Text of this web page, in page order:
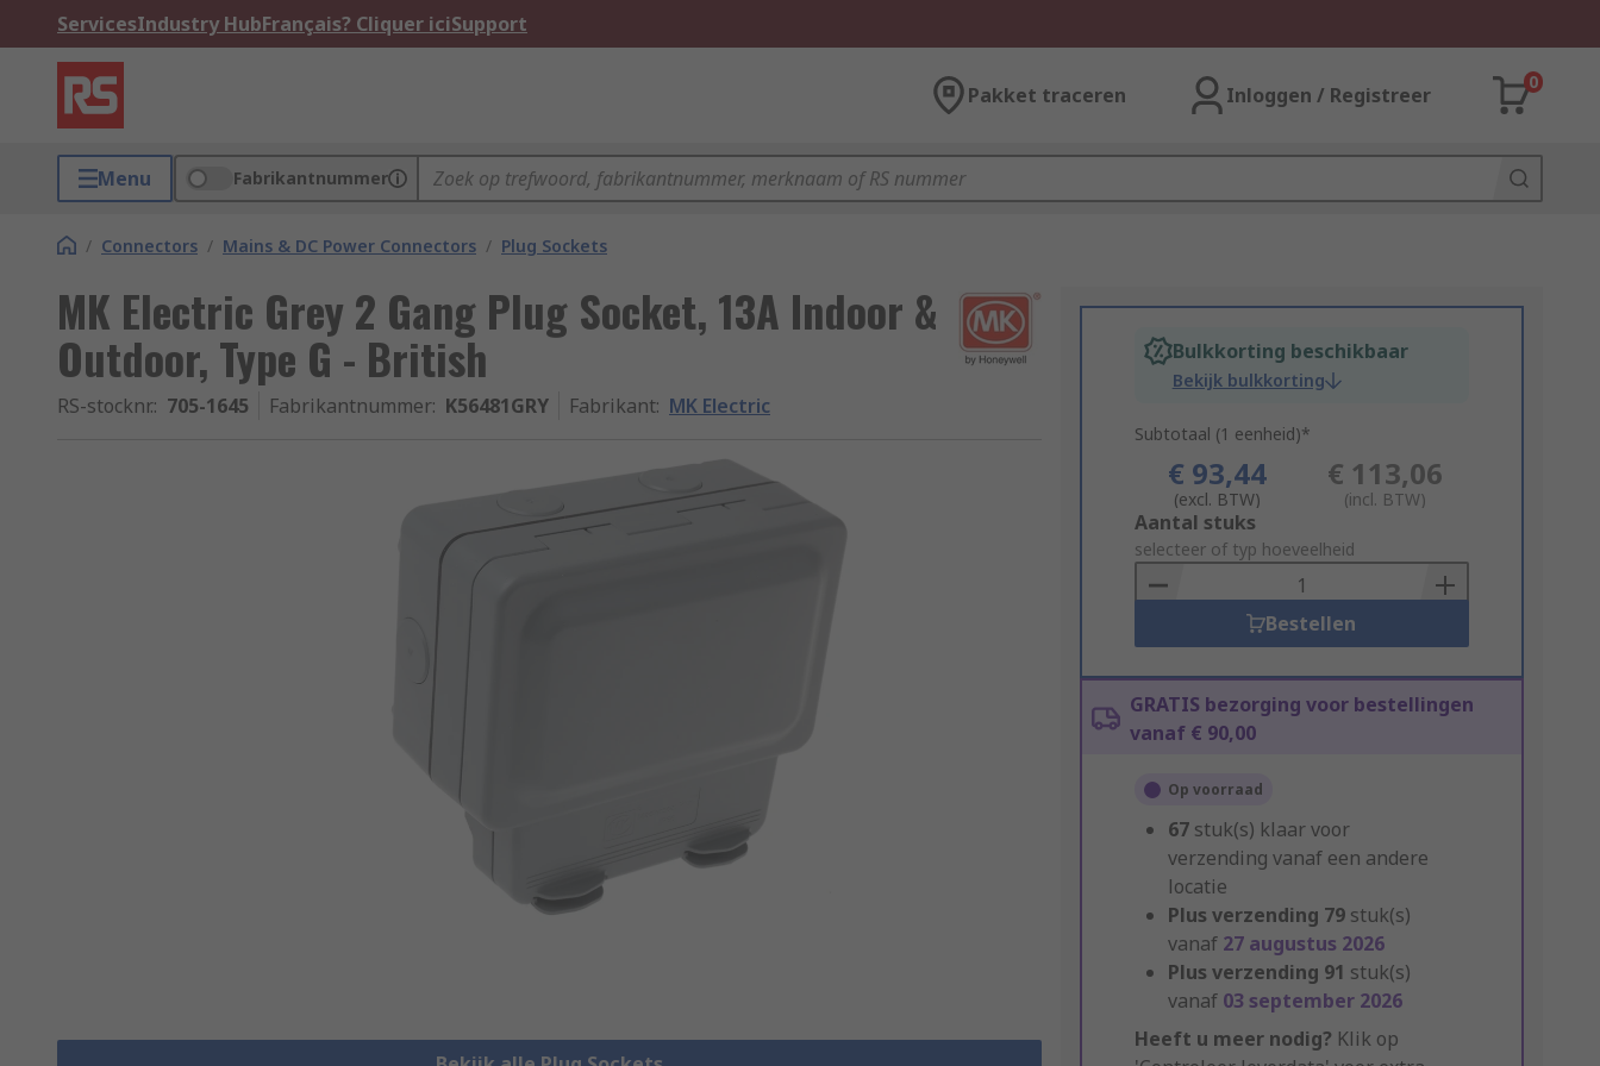
ServicesIndustry HubFrançais? Cliquer iciSupport
Pakket traceren Inloggen / Registreer
0
Menu Fabrikantnummer
/ Connectors / Mains & DC Power Connectors / Plug Sockets
MK Electric Grey 2 Gang Plug Socket, 13A Indoor &
Outdoor, Type G - British
RS-stocknr.: 705-1645 Fabrikantnummer: K56481GRY Fabrikant: MK Electric
Bulkkorting beschikbaar
Bekijk bulkkorting
Subtotaal (1 eenheid)*
€ 93,44
(excl. BTW)
€ 113,06
(incl. BTW)
Add
to
Basket
Aantal stuks
selecteer of typ hoeveelheid
Bestellen
GRATIS bezorging voor bestellingen
vanaf € 90,00
Op voorraad
67 stuk(s) klaar voor
verzending vanaf een andere
locatie
Plus verzending 79 stuk(s)
vanaf 27 augustus 2026
Plus verzending 91 stuk(s)
vanaf 03 september 2026
Heeft u meer nodig? Klik op